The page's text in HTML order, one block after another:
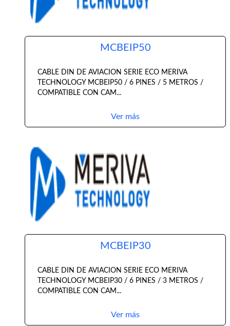
MCBEIP50
CABLE DIN DE AVIACION SERIE ECO MERIVA
TECHNOLOGY MCBEIP50 / 6 PINES / 5 METROS /
COMPATIBLE CON CAM...
Ver más
MCBEIP30
CABLE DIN DE AVIACION SERIE ECO MERIVA
TECHNOLOGY MCBEIP30 / 6 PINES / 3 METROS /
COMPATIBLE CON CAM...
Ver más